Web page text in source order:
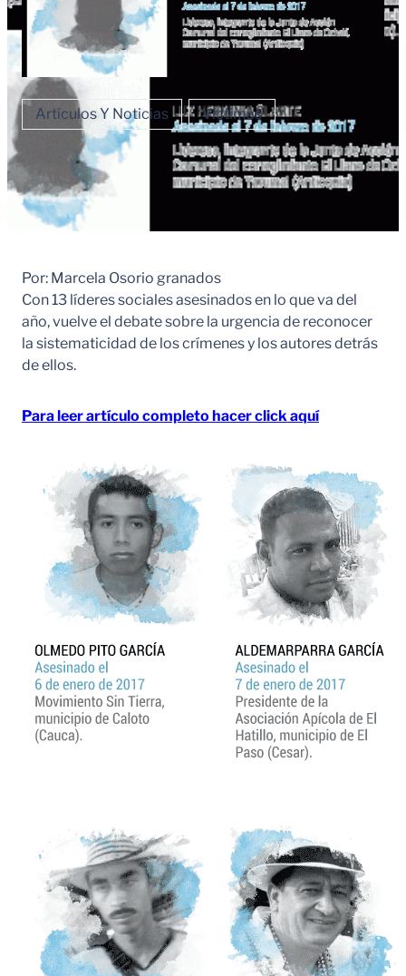
Artículos Y Noticias Víctimas
Por: Marcela Osorio granados
Con 13 líderes sociales asesinados en lo que va del
año, vuelve el debate sobre la urgencia de reconocer
la sistematicidad de los crímenes y los autores detrás
de ellos.
Para leer artículo completo hacer click aquí